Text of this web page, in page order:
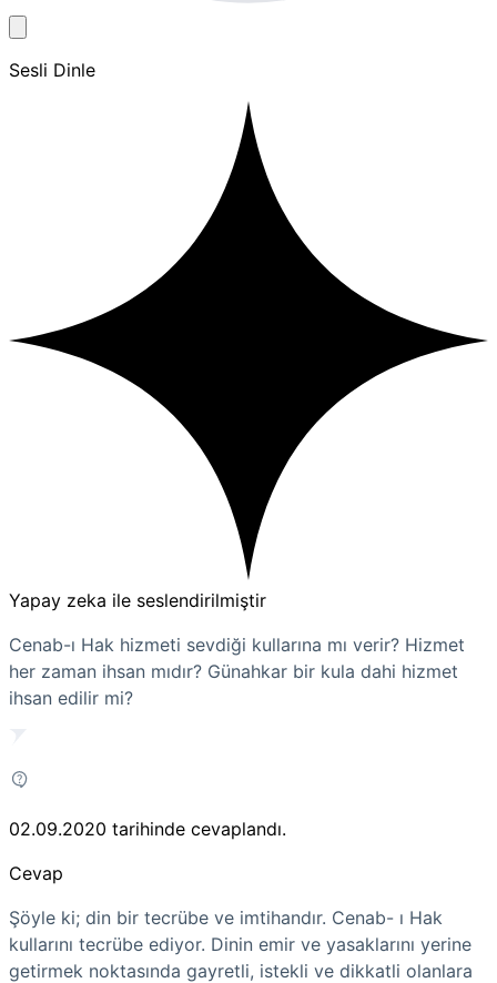
Sesli Dinle
Yapay zeka ile seslendirilmiştir
Cenab-ı Hak hizmeti sevdiği kullarına mı verir? Hizmet
her zaman ihsan mıdır? Günahkar bir kula dahi hizmet
ihsan edilir mi?
02.09.2020 tarihinde cevaplandı.
Cevap
Şöyle ki; din bir tecrübe ve imtihandır. Cenab- ı Hak
kullarını tecrübe ediyor. Dinin emir ve yasaklarını yerine
getirmek noktasında gayretli, istekli ve dikkatli olanlara